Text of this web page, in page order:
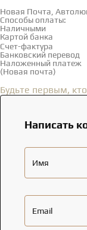
Новая Почта,
Способы оплаты:
Наличными
Картой банка
Счет-фактура
Банковский перевод
Наложенный платеж
(Новая почта)
Будьте первым,
Написать
Имя
Email